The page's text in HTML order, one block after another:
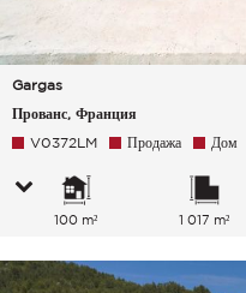
Gargas
Прованс, Франция
V0372LM Продажа Дом
100 m² 1 017 m²